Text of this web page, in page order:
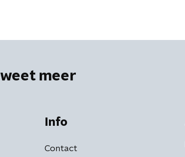
weet meer
Info
Contact